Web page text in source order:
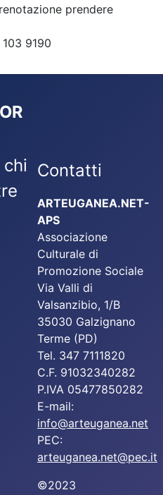
prendere
9190
Contatti
ARTEUGANEA.NET-
APS
Associazione
Culturale di
Promozione Sociale
Via Valli di
Valsanzibio, 1/B
35030 Galzignano
Terme (PD)
Tel. 347 7111820
C.F. 91032340282
P.IVA 05477850282
E-mail:
info@arteuganea.net
PEC:
arteuganea.net@pec.it
©2023